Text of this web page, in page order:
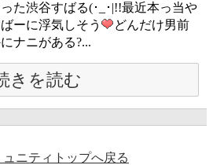
た渋谷すばる(･_･|!!最近本っ当や
ーに浮気しそう
どんだけ男前
ナニがある?...
きを読む
ュニティトップへ戻る